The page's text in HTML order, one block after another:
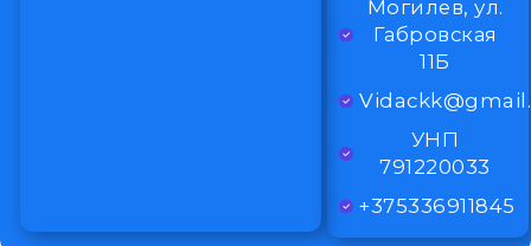
Могилев, ул.
Габровская
11Б
УНП
791220033
+375336911845